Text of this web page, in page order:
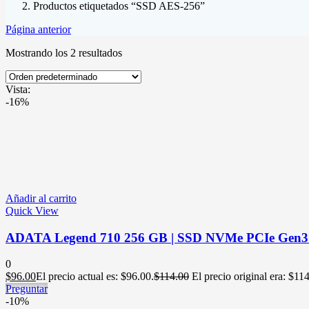
Productos etiquetados “SSD AES-256”
Página anterior
Mostrando los 2 resultados
Vista:
-16%
Añadir al carrito
Quick View
ADATA Legend 710 256 GB | SSD NVMe PCIe
0
$96.00El precio actual es: $96.00.$114.00 El precio original era:
Preguntar
-10%